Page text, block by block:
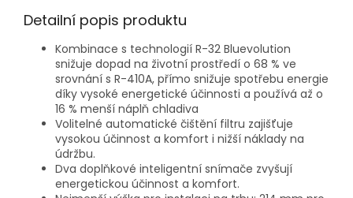
Detailní popis produktu
Kombinace s technologií R-32 Bluevolution
snižuje dopad na životní prostředí o 68 % ve
srovnání s R-410A, přímo snižuje spotřebu energie
díky vysoké energetické účinnosti a používá až o
16 % menší náplň chladiva
Volitelné automatické čištění filtru zajišťuje
vysokou účinnost a komfort i nižší náklady na
údržbu.
Dva doplňkové inteligentní snímače zvyšují
energetickou účinnost a komfort.